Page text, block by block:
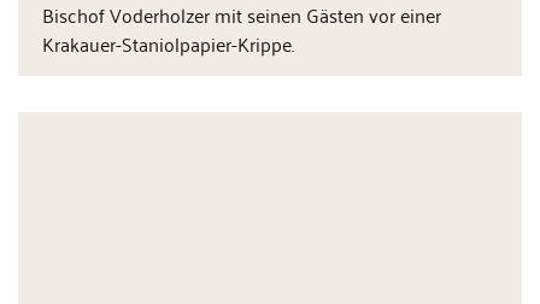
Bischof Voderholzer mit seinen Gästen vor einer
Krakauer-Staniolpapier-Krippe.